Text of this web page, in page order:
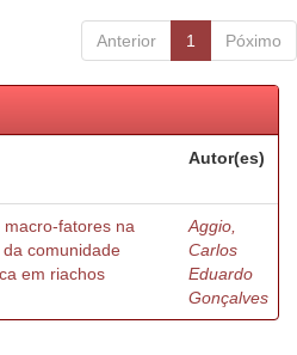
Anterior 1 Póximo
Autor(es)
macro-fatores na
comunidade
em riachos
Aggio,
Carlos
Eduardo
Gonçalves